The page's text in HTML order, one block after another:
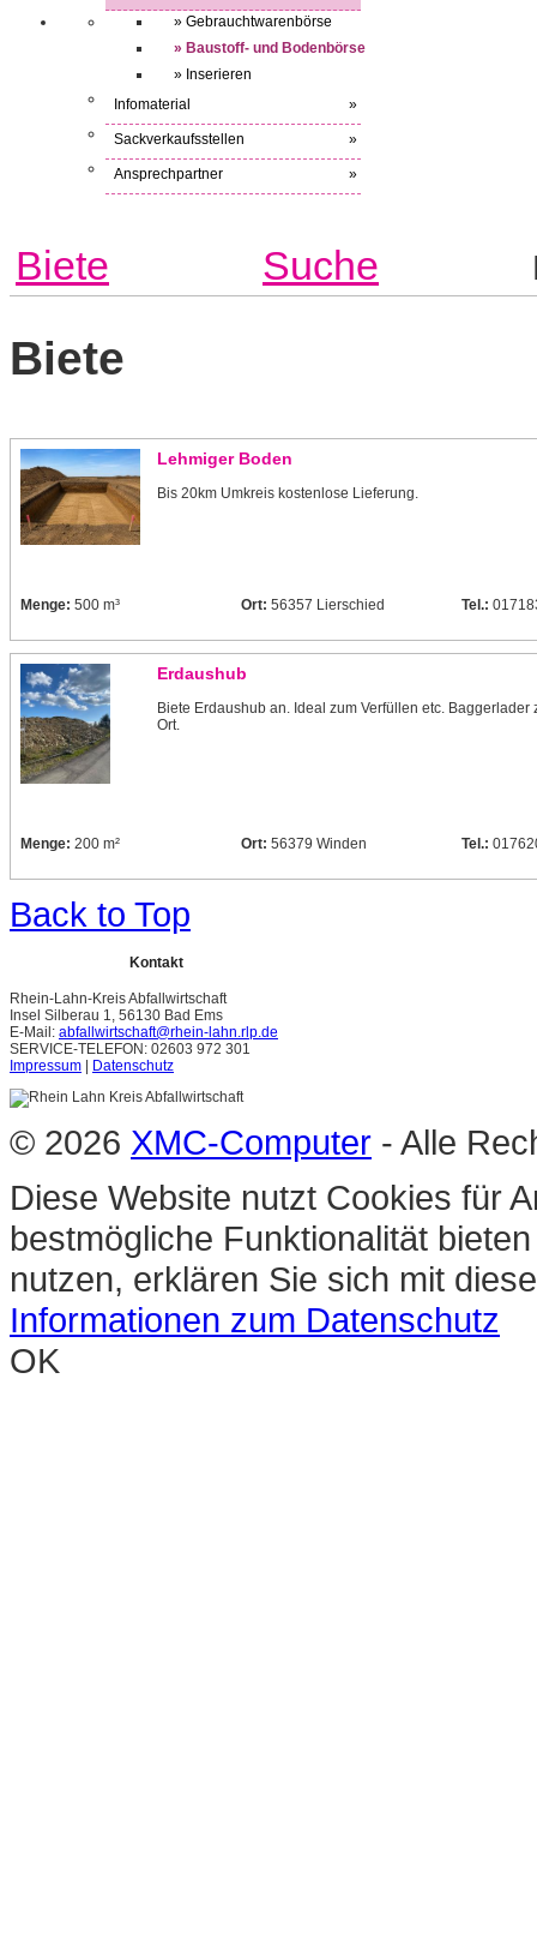
» Gebrauchtwarenbörse
» Baustoff- und Bodenbörse
» Inserieren
Infomaterial
»
Sackverkaufsstellen »
Ansprechpartner »
Biete Suche
Biete
Lehmiger Boden
Bis 20km Umkreis kostenlose Lieferung.
Menge: 500 m³ Ort: 56357 Lierschied Tel.:
Erdaushub
Biete Erdaushub an. Ideal zum Verfüllen etc. Baggerlader
Ort.
Menge: 200 m² Ort: 56379 Winden Tel.:
Back to Top
Kontakt
Rhein-Lahn-Kreis Abfallwirtschaft
Insel Silberau 1, 56130 Bad Ems
E-Mail: abfallwirtschaft@rhein-lahn.rlp.de
SERVICE-TELEFON: 02603 972 301
Impressum | Datenschutz
© 2026 XMC-Computer - Alle
Diese Website nutzt Cookies für
bestmögliche Funktionalität
nutzen, erklären Sie sich mit
Informationen zum Datenschutz
OK